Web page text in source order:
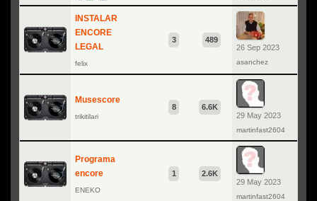
INSTALAR
ENCORE
LEGAL
felix
3
489
26 Sep 2023
asanchez
Musescore
trikitilari
8
6.6K
29 May 2023
martinfast2604
Programa
encore
ENEKO
1
2.6K
29 May 2023
martinfast2604